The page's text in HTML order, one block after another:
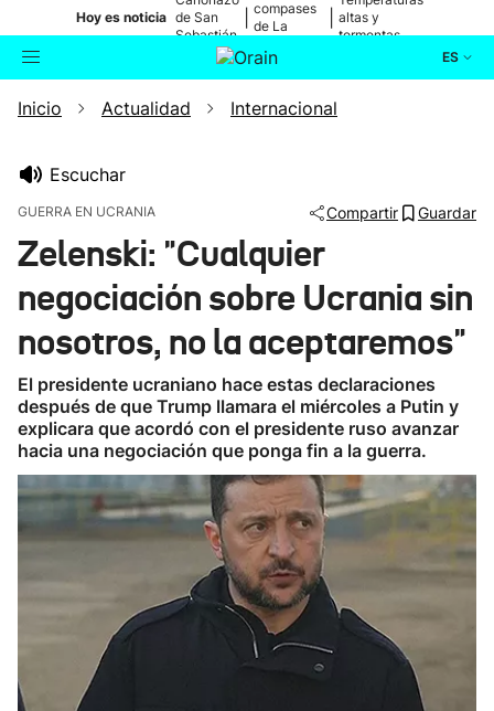
Hoy es noticia de San
Sebastián
compases
de La
altas y
tormentas
ES
Buscador Actualidad
Ikusmiran
Eguraldia
Inicio Actualidad Internacional
Escuchar
GUERRA EN UCRANIA Compartir Guardar
Zelenski: "Cualquier
negociación sobre Ucrania sin
nosotros, no la aceptaremos"
El presidente ucraniano hace estas declaraciones
después de que Trump llamara el miércoles a Putin y
explicara que acordó con el presidente ruso avanzar
hacia una negociación que ponga fin a la guerra.